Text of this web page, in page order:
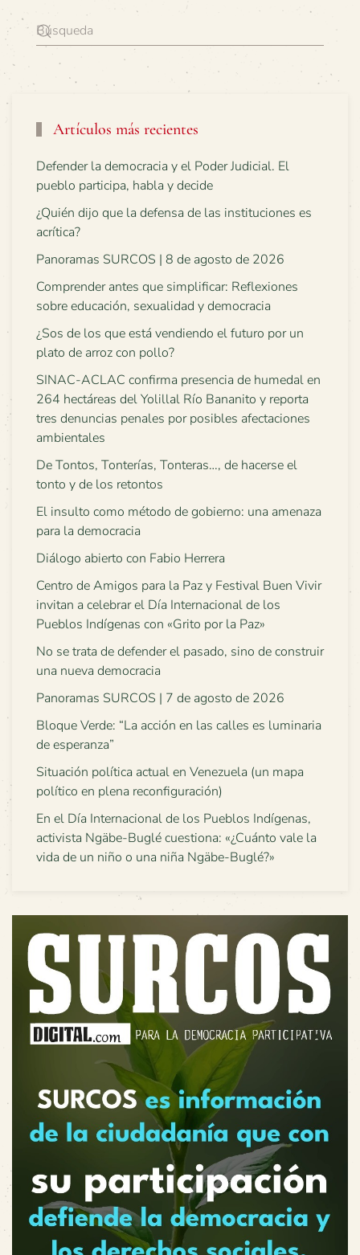
Artículos más recientes
Defender la democracia y el Poder Judicial. El
pueblo participa, habla y decide
¿Quién dijo que la defensa de las instituciones es
acrítica?
Panoramas SURCOS | 8 de agosto de 2026
Comprender antes que simplificar: Reflexiones
sobre educación, sexualidad y democracia
¿Sos de los que está vendiendo el futuro por un
plato de arroz con pollo?
SINAC-ACLAC confirma presencia de humedal en
264 hectáreas del Yolillal Río Bananito y reporta
tres denuncias penales por posibles afectaciones
ambientales
De Tontos, Tonterías, Tonteras…, de hacerse el
tonto y de los retontos
El insulto como método de gobierno: una amenaza
para la democracia
Diálogo abierto con Fabio Herrera
Centro de Amigos para la Paz y Festival Buen Vivir
invitan a celebrar el Día Internacional de los
Pueblos Indígenas con «Grito por la Paz»
No se trata de defender el pasado, sino de construir
una nueva democracia
Panoramas SURCOS | 7 de agosto de 2026
Bloque Verde: “La acción en las calles es luminaria
de esperanza”
Situación política actual en Venezuela (un mapa
político en plena reconfiguración)
En el Día Internacional de los Pueblos Indígenas,
activista Ngäbe-Buglé cuestiona: «¿Cuánto vale la
vida de un niño o una niña Ngäbe-Buglé?»